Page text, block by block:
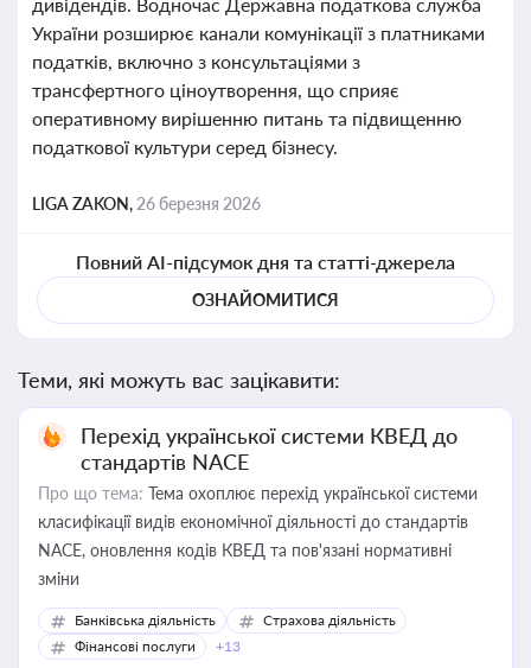
України розширює канали комунікації з платниками
податків, включно з консультаціями з
трансфертного ціноутворення, що сприяє
оперативному вирішенню питань та підвищенню
податкової культури серед бізнесу.
LIGA ZAKON, 26 березня 2026
Повний AI-підсумок дня та статті-джерела
ОЗНАЙОМИТИСЯ
Теми, які можуть вас зацікавити:
Перехід української системи КВЕД до
стандартів NACE
Про що тема: Тема охоплює перехід української системи
класифікації видів економічної діяльності до стандартів
NACE, оновлення кодів КВЕД та пов'язані нормативні
зміни
Банківська діяльність
Страхова діяльність
Фінансові послуги
+13